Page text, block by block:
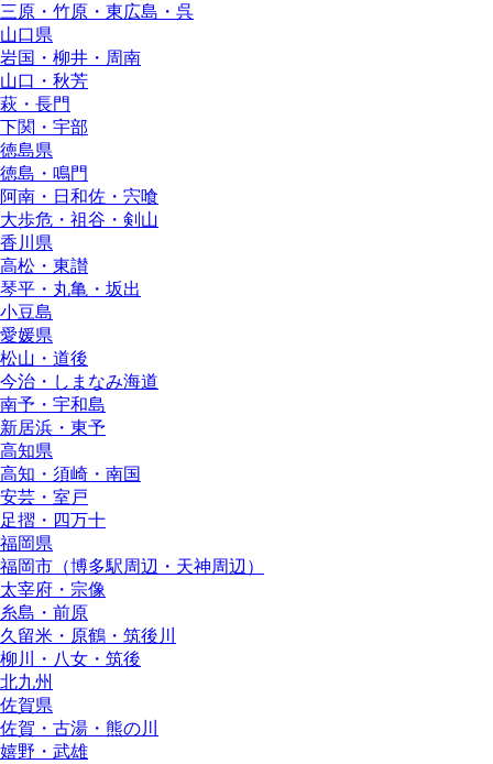
三原・竹原・東広島・呉
山口県
岩国・柳井・周南
山口・秋芳
萩・長門
下関・宇部
徳島県
徳島・鳴門
阿南・日和佐・宍喰
大歩危・祖谷・剣山
香川県
高松・東讃
琴平・丸亀・坂出
小豆島
愛媛県
松山・道後
今治・しまなみ海道
南予・宇和島
新居浜・東予
高知県
高知・須崎・南国
安芸・室戸
足摺・四万十
福岡県
福岡市（博多駅周辺・天神周辺）
太宰府・宗像
糸島・前原
久留米・原鶴・筑後川
柳川・八女・筑後
北九州
佐賀県
佐賀・古湯・熊の川
嬉野・武雄